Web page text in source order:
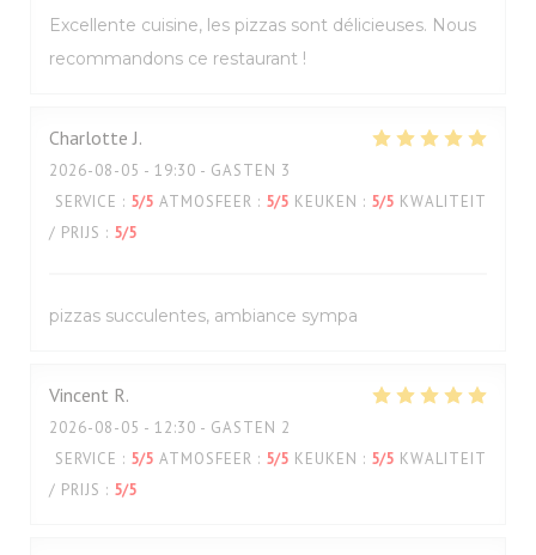
Excellente cuisine, les pizzas sont délicieuses. Nous
recommandons ce restaurant !
Charlotte J
2026-08-05 - 19:30 - GASTEN 3
SERVICE : 5/5 ATMOSFEER : 5/5 KEUKEN : 5/5 KWALITEIT
/ PRIJS : 5/5
pizzas succulentes, ambiance sympa
Vincent R
2026-08-05 - 12:30 - GASTEN 2
SERVICE : 5/5 ATMOSFEER : 5/5 KEUKEN : 5/5 KWALITEIT
/ PRIJS : 5/5